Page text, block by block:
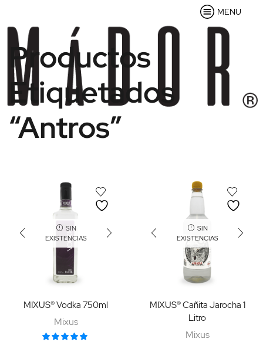
MENU
Productos
Etiquetados
“Antros”
SIN
EXISTENCIAS
MIXUS® Vodka 750ml
Mixus
SIN
EXISTENCIAS
MIXUS® Cañita Jarocha 1
Litro
Mixus